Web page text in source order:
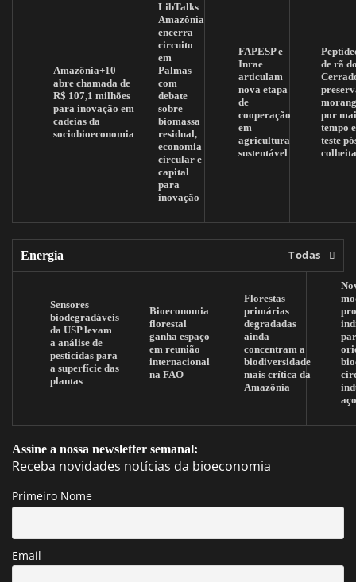
Amazônia+10
abre chamada de
R$ 107,1 milhões
para inovação em
cadeias da
sociobioeconomia
LibTalks
Amazônia
encerra
circuito
em
Palmas
com
debate
sobre
biomassa
residual,
economia
circular e
capital
para
inovação
FAPESP e
Inrae
articulam
nova etapa
de
cooperação
em
agricultura
sustentável
de rã
por
tempo
teste
Energia Todas
Sensores
biodegradáveis
da USP levam
a análise de
pesticidas para
a superfície das
plantas
Bioeconomia
florestal
ganha espaço
em reunião
internacional
na FAO
Florestas
primárias
degradadas
ainda
concentram a
biodiversidade
mais crítica da
Amazônia
Assine a nossa newsletter semanal:
Receba novidades notícias da bioeconomia
Primeiro Nome
Email